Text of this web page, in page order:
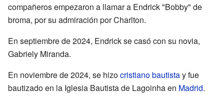
compañeros empezaron a llamar a Endrick "Bobby" de
broma, por su admiración por Charlton.
En septiembre de 2024, Endrick se casó con su novia,
Gabriely Miranda.
En noviembre de 2024, se hizocristiano bautistay fue
bautizado en la Iglesia Bautista de Lagoinha en Madrid.